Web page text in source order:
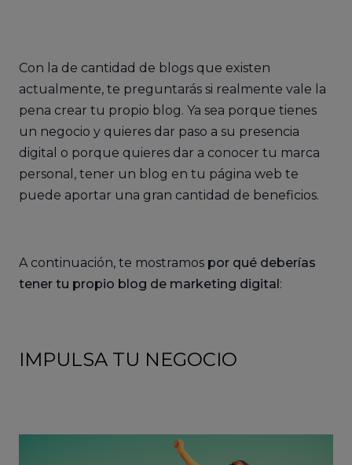
Con la de cantidad de blogs que existen
actualmente, te preguntarás si realmente vale la
pena crear tu propio blog. Ya sea porque tienes
un negocio y quieres dar paso a su presencia
digital o porque quieres dar a conocer tu marca
personal, tener un blog en tu página web te
puede aportar una gran cantidad de beneficios.
A continuación, te mostramos por qué deberías
tener tu propio blog de marketing digital:
IMPULSA TU NEGOCIO